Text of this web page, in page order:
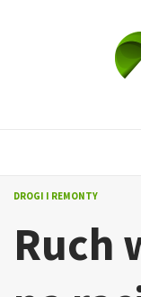
DROGI I REMONTY
Ruch